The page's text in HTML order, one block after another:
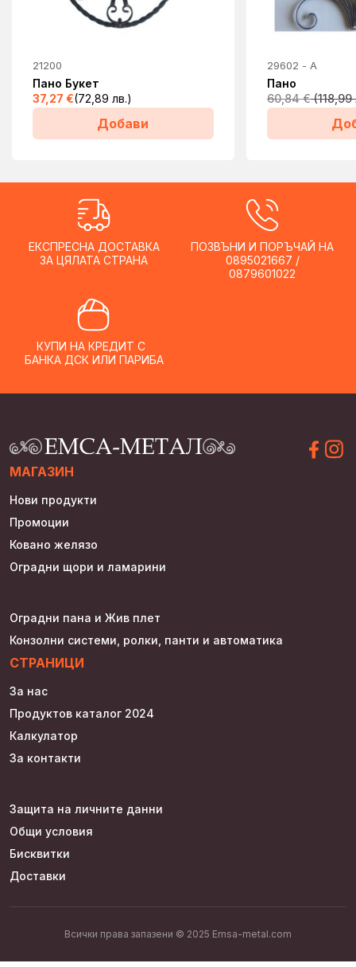
21200
Пано Букет
37,27 €(72,89 лв.)
Добави
29602 - A
Пано
60,84€
ЕКСПРЕСНА ДОСТАВКА
ЗА ЦЯЛАТА СТРАНА
ПОЗВЪНИ И ПОРЪЧАЙ НА
0895021667 /
0879601022
КУПИ НА КРЕДИТ С
БАНКА ДСК ИЛИ ПАРИБА
МАГАЗИН
Нови продукти
Промоции
Ковано желязо
Оградни щори и ламарини
Оградни пана и Жив плет
Конзолни системи, ролки, панти и автоматика
СТРАНИЦИ
За нас
Продуктов каталог 2024
Калкулатор
За контакти
Защита на личните данни
Общи условия
Бисквитки
Доставки
Всички права запазени © 2025 Emsa-metal.com